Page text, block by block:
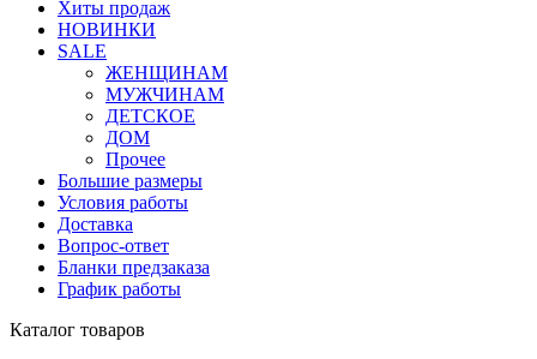
Хиты продаж
НОВИНКИ
SALE
ЖЕНЩИНАМ
МУЖЧИНАМ
ДЕТСКОЕ
ДОМ
Прочее
Большие размеры
Условия работы
Доставка
Вопрос-ответ
Бланки предзаказа
График работы
Каталог товаров